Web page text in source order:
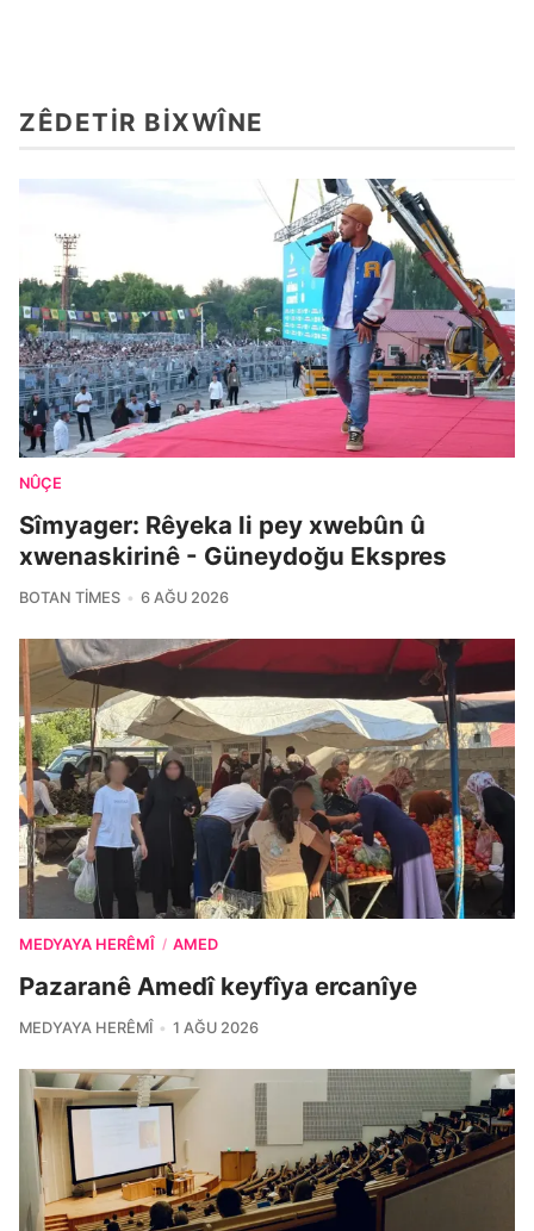
ZÊDETIR BIXWÎNE
NÛÇE
Sîmyager: Rêyeka li pey xwebûn û
xwenaskirinê - Güneydoğu Ekspres
BOTAN TIMES 6 AĞU 2026
MEDYAYA HERÊMÎ / AMED
Pazaranê Amedî keyfîya ercanîye
MEDYAYA HERÊMÎ 1 AĞU 2026